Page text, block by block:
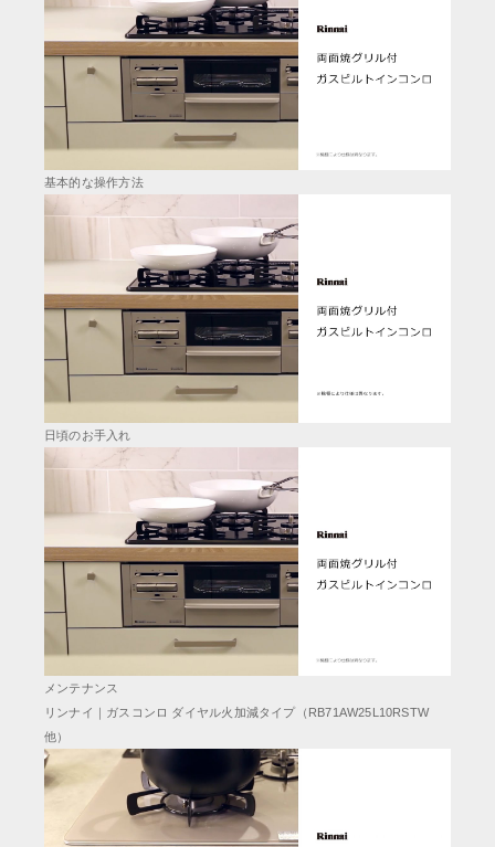
基本的な操作方法
日頃のお手入れ
メンテナンス
リンナイ｜ガスコンロ ダイヤル火加減タイプ（RB71AW25L10RSTW
他）